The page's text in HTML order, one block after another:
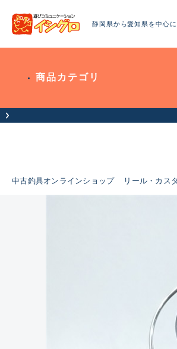
静岡県から愛知県を中心
商品カテゴリ
中古釣具オンラインショップ リール・カス